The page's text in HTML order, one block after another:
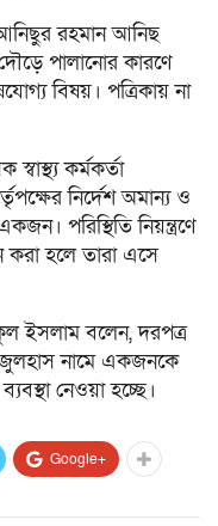
রহমান আনিছ
পালানোর কারণে
বিষয়। পত্রিকায় না
কর্মকর্তা
নির্দেশ অমান্য ও
পরিস্থিতি নিয়ন্ত্রণে
করা হলে তারা এসে
ইসলাম বলেন, দরপত্র
জুলহাস নামে একজনকে
নেওয়া হচ্ছে।
Google+